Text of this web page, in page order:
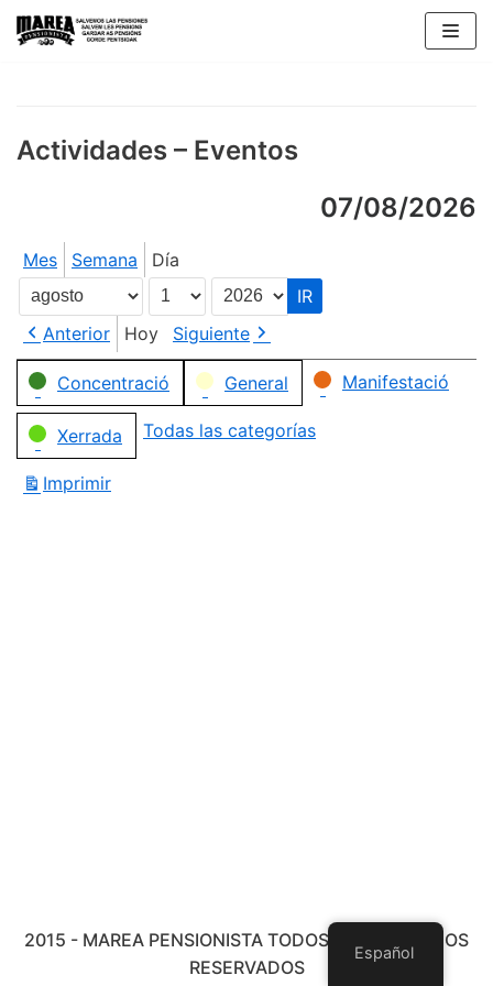
Saltar
Actividades – Eventos
07/08/2026
Mes Semana Día
Mes
Día
Año
Anterior
Hoy
Siguiente
Categorías
Concentració General Manifestació
Xerrada Todas las categorías
Imprimir
2015 - MAREA PENSIONISTA TODOS LOS DERECHOS
RESERVADOS
Español